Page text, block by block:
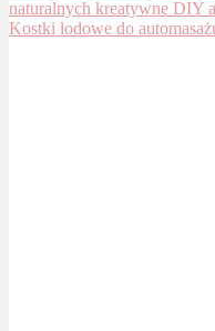
Kostki lodowe do